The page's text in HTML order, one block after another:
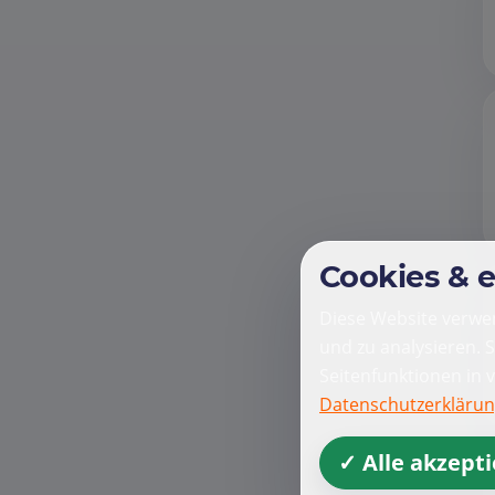
Cookies &
Diese Website
und zu analysieren.
Seitenfunktionen
✓ Alle